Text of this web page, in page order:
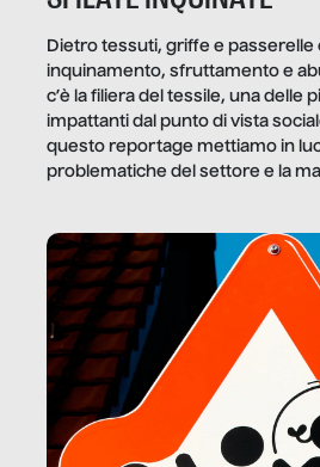
Dietro tessuti, griffe e passerelle
inquinamento, sfruttamento e
c’è la filiera del tessile, una delle
impattanti dal punto di vista
questo reportage mettiamo in
problematiche del settore e la